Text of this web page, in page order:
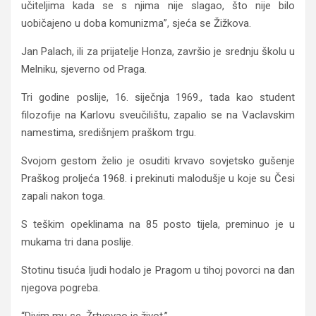
učiteljima kada se s njima nije slagao, što nije bilo
uobičajeno u doba komunizma”, sjeća se Žižkova.
Jan Palach, ili za prijatelje Honza, završio je srednju školu u
Melniku, sjeverno od Praga.
Tri godine poslije, 16. siječnja 1969., tada kao student
filozofije na Karlovu sveučilištu, zapalio se na Vaclavskim
namestima, središnjem praškom trgu.
Svojom gestom želio je osuditi krvavo sovjetsko gušenje
Praškog proljeća 1968. i prekinuti malodušje u koje su Česi
zapali nakon toga.
S teškim opeklinama na 85 posto tijela, preminuo je u
mukama tri dana poslije.
Stotinu tisuća ljudi hodalo je Pragom u tihoj povorci na dan
njegova pogreba.